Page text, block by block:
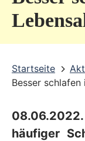
Startseite
Besser
häufiger